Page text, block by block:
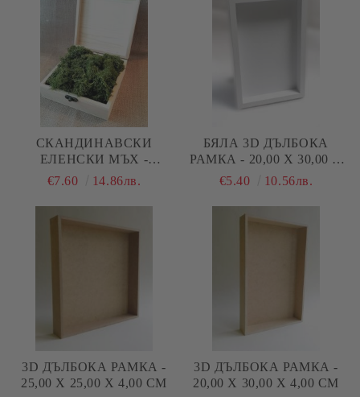
СКАНДИНАВСКИ
ЕЛЕНСКИ МЪХ -
МАСЛИНА №20 - 150 ГР.
€7.60 14.86лв.
БЯЛА 3D ДЪЛБОКА
РАМКА - 20,00 Х 30,00 Х
3,00 СМ
€5.40 10.56лв.
3D ДЪЛБОКА РАМКА -
25,00 Х 25,00 Х 4,00 СМ
3D ДЪЛБОКА РАМКА -
20,00 Х 30,00 Х 4,00 СМ